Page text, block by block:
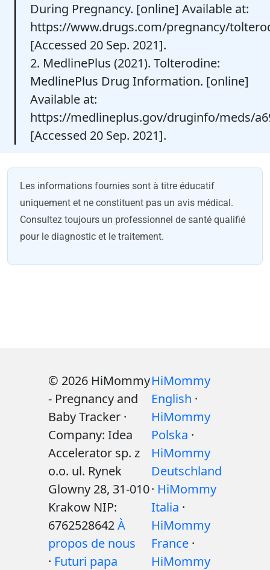
During Pregnancy. [online] Available at:
https://www.drugs.com/pregnancy/
[Accessed 20 Sep. 2021].
2. MedlinePlus (2021). Tolterodine:
MedlinePlus Drug Information. [online]
Available at:
https://medlineplus.gov/druginfo/meds/
[Accessed 20 Sep. 2021].
Les informations fournies sont à titre éducatif
uniquement et ne constituent pas un avis médical.
Consultez toujours un professionnel de santé qualifié
pour le diagnostic et le traitement.
© 2026 HiMommy
- Pregnancy and
Baby Tracker ·
Company: Idea
Accelerator sp. z
o.o. ul. Rynek
Glowny 28, 31-010
Krakow NIP:
6762528642À
propos de nous
· Futuri papa
HiMommy
English ·
HiMommy
Polska ·
HiMommy
Deutschland
· HiMommy
Italia ·
HiMommy
France ·
HiMommy